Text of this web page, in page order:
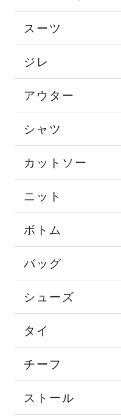
スーツ
ジレ
アウター
シャツ
カットソー
ニット
ボトム
バッグ
シューズ
タイ
チーフ
ストール